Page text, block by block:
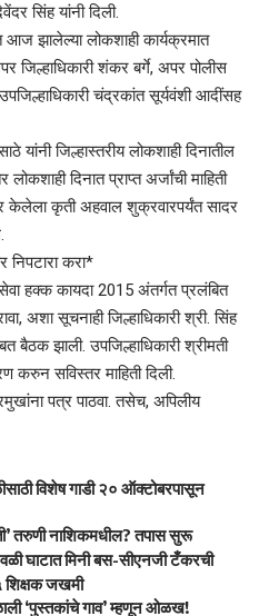
सिंह यांनी दिली.
आज झालेल्या लोकशाही कार्यक्रमात
शंकर बर्गे, अपर पोलीस
चंद्रकांत सूर्यवंशी आदींसह
यांनी जिल्हास्तरीय लोकशाही दिनातील
लोकशाही दिनात प्राप्त अर्जांची माहिती
केलेला कृती अहवाल शुक्रवारपर्यंत सादर
करा*
हक्क कायदा 2015 अंतर्गत प्रलं‍बित
अशा सूचनाही जिल्हाधिकारी श्री. सिंह
बैठक झाली. उपजिल्हाधिकारी श्रीमती
करुन सविस्तर माहिती दिली.
पत्र पाठवा. तसेच, अपिलीय
विशेष गाडी २० ऑक्टोबरपासून
तरुणी नाशिकमधील? तपास सुरू
घाटात मिनी बस-सीएनजी टँकरची
शिक्षक जखमी
‘पुस्तकांचे गाव’ म्हणून ओळख!